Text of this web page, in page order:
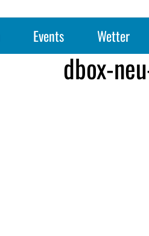
Events Wetter
dbox-